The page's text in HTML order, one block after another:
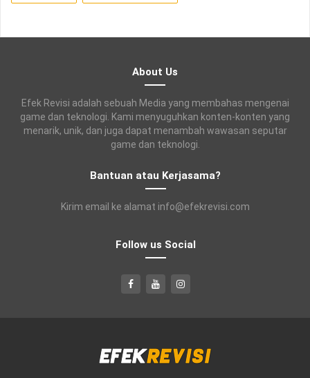
About Us
Efek Revisi adalah sebuah Media yang membahas mengenai
game dan teknologi. Kami menyuguhkan konten-konten yang
menarik, unik, dan juga dapat menambah wawasan seputar
game dan teknologi.
Bantuan atau Kerjasama?
Kirim email ke alamat info@efekrevisi.com
Follow us Social